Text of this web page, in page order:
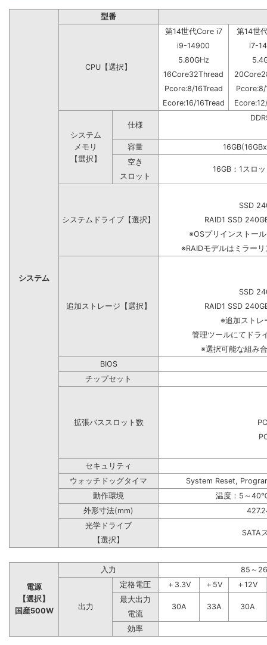
システム
型番
CPU【選択】
第14世代Core i7
第14世
i9-14900
i7-
5.80GHz
16Core32Thread
Pcore:8/16Tread
Ecore:16/16Tread
システム
メモリ
【選択】
仕様
容量
空き
16GB：1スロ
スロット
システムドライブ【選択】
SSD
RAID1 SSD
※OSプリインストー
※RAIDモデルはミラー
追加ストレージ【選択】
SSD
RAID1 SSD
※追加ストレ
管理ツールにてドラ
※選択可能な組み
BIOS
チップセット
拡張バススロット数
セキュリティ
ウォッチドッグタイマ
System Reset,
動作環境
温度：5～
外形寸法(mm)
光学ドライブ
SATA
【選択】
電源
【選択】
国産500W
入力 85～
出力
定格電圧 ＋3.3V ＋5V
＋12V
最大出力
30A
33A
30A
電流
効率